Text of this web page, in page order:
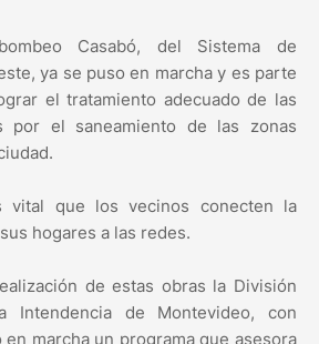
Casabó, del Sistema de
ya se puso en marcha y es parte
el tratamiento adecuado de las
por el saneamiento de las zonas
vital que los vecinos conecten la
hogares a las redes.
de estas obras la División
Intendencia de Montevideo, con
en marcha un programa que asesora